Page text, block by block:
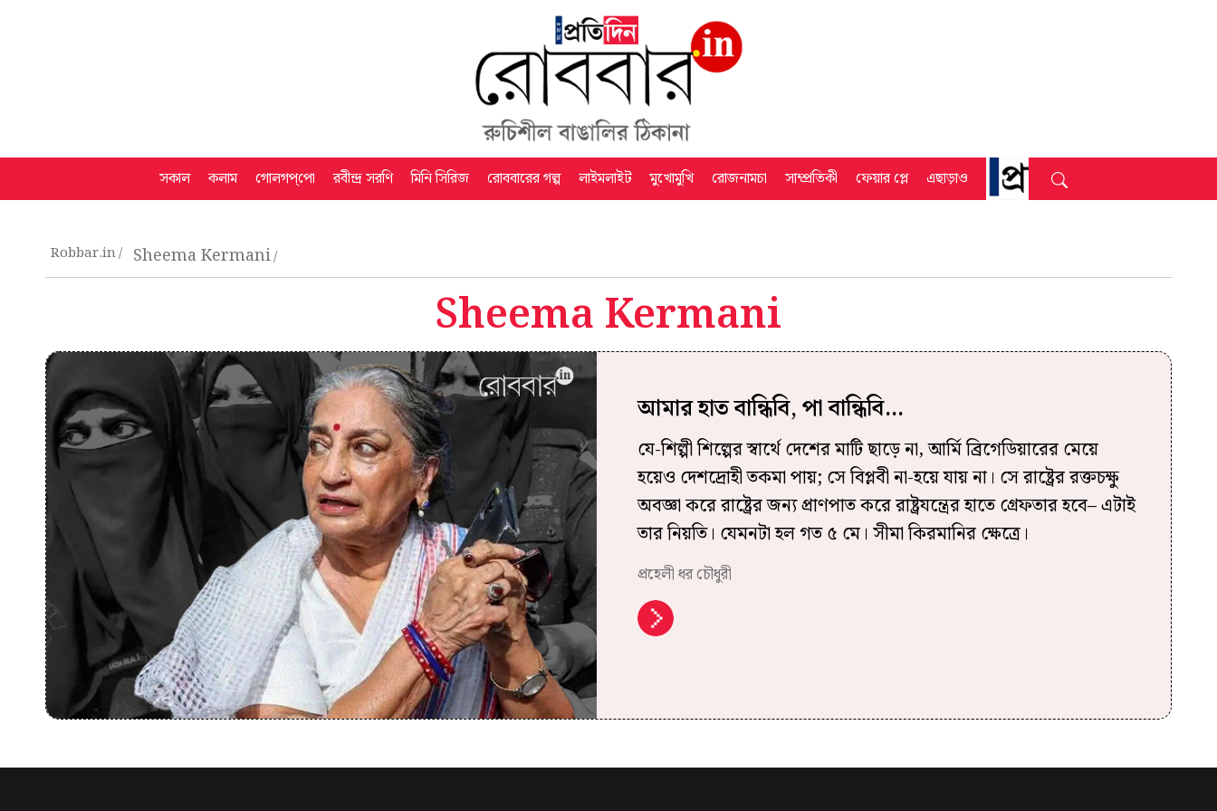
সকাল কলাম গোলগপ্‌পো রবীন্দ্র সরণি মিনি সিরিজ রোববারের গল্প লাইমলাইট মুখোমুখি রোজনামচা সাম্প্রতিকী ফেয়ার প্লে এছাড়াও
Robbar.in Sheema Kermani
Sheema Kermani
আমার হাত বান্ধিবি, পা বান্ধিবি…
যে-শিল্পী শিল্পের স্বার্থে দেশের মাটি ছাড়ে না, আর্মি ব্রিগেডিয়ারের মেয়ে
হয়েও দেশদ্রোহী তকমা পায়; সে বিপ্লবী না-হয়ে যায় না। সে রাষ্ট্রের রক্তচক্ষু
অবজ্ঞা করে রাষ্ট্রের জন্য প্রাণপাত করে রাষ্ট্রযন্ত্রের হাতে গ্রেফতার হবে– এটাই
তার নিয়তি। যেমনটা হল গত ৫ মে। সীমা কিরমানির ক্ষেত্রে।
প্রহেলী ধর চৌধুরী